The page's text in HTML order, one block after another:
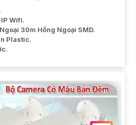
IP Wifi.
30m Hồng Ngoại SMD.
Plastic.